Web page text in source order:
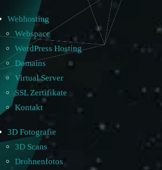
Webhosting
Webspace
WordPress Hosting
Domains
Virtual Server
SSL Zertifikate
Kontakt
3D Fotografie
3D Scans
Drohnenfotos